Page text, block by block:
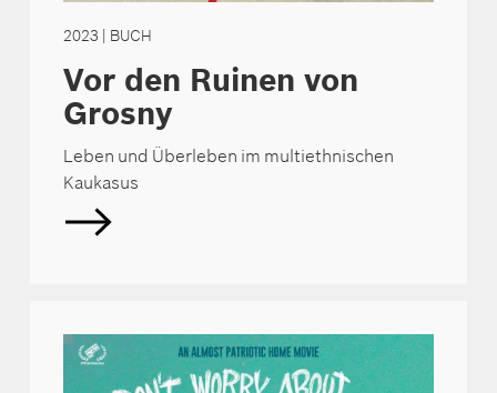
2023 | BUCH
Vor den Ruinen von
Grosny
Leben und Überleben im multiethnischen
Kaukasus